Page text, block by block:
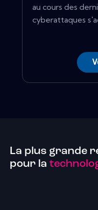
au cours des
cyberattaques
La plus grande
pour la